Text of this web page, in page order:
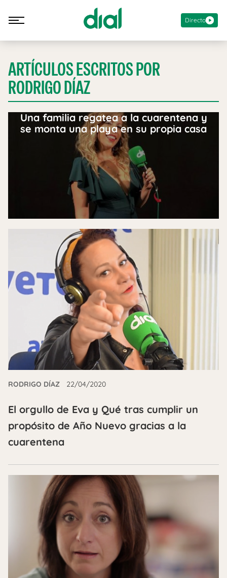
Directo
ARTÍCULOS ESCRITOS POR
RODRIGO DÍAZ
Una familia regatea a la cuarentena y
se monta una playa en su propia casa
RODRIGO DÍAZ 22/04/2020
El orgullo de Eva y Qué tras cumplir un
propósito de Año Nuevo gracias a la
cuarentena